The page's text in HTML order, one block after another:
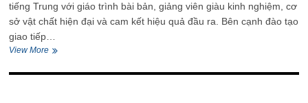
tiếng Trung với giáo trình bài bản, giảng viên giàu kinh nghiệm, cơ
sở vật chất hiện đại và cam kết hiệu quả đầu ra. Bên cạnh đào tạo
giao tiếp…
View MoreTrung
tiếng